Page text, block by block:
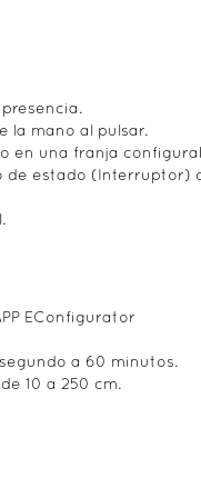
la mano al pulsar.
en una franja
de estado (Interruptor)
EConfigurator
a 60 minutos.
10 a 250 cm.